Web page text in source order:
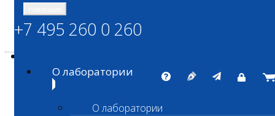
+7 495 260 0 260
О лаборатории
О лаборатории